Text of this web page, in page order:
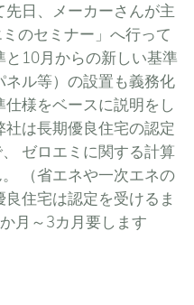
日、メーカーさんが主
のセミナー」へ行って
と10月からの新しい基準
ル等）の設置も義務化
様をベースに説明をし
は長期優良住宅の認定
ゼロエミに関する計算
（省エネや一次エネの
住宅は認定を受けるま
月～3カ月要します